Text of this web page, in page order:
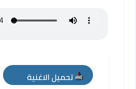
تحميل الاغنية